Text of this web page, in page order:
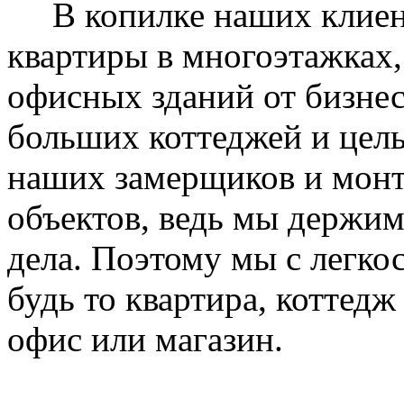
В копилке наших
квартиры в
офисных зданий от
больших коттеджей и
наших замерщиков и
объектов, ведь мы
дела. Поэтому мы с
будь то квартира,
офис или магазин.